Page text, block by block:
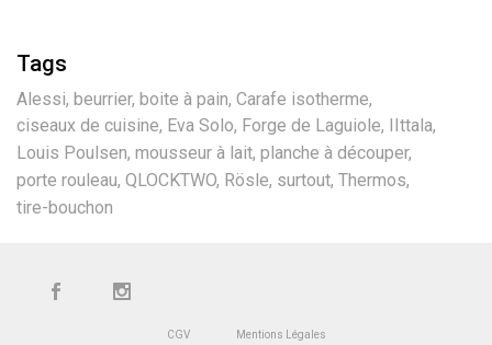
Tags
Alessi beurrier boite à pain Carafe isotherme
ciseaux de cuisine Eva Solo Forge de Laguiole
IIttala
Louis Poulsen mousseur à lait planche à découper
porte rouleau QLOCKTWO Rösle surtout Thermos
tire-bouchon
CGV Mentions Légales